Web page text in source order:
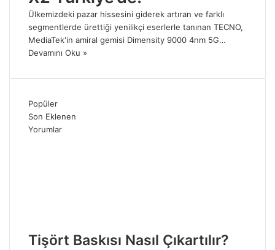
Ülkemizdeki pazar hissesini giderek artıran ve farklı
segmentlerde ürettiği yenilikçi eserlerle tanınan TECNO,
MediaTek'in amiral gemisi Dimensity 9000 4nm 5G…
Devamını Oku »
Popüler
Son Eklenen
Yorumlar
Tişört Baskısı Nasıl Çıkartılır?